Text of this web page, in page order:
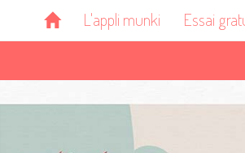
L'appli munki Essai